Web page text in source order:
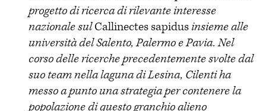
progetto di ricerca di rilevante interesse
nazionale sulCallinectes sapidusinsieme alle
università del Salento, Palermo e Pavia. Nel
corso delle ricerche precedentemente svolte dal
suo team nella laguna di Lesina, Cilenti ha
messo a punto una strategia per contenere la
popolazione di questo granchio alieno